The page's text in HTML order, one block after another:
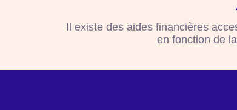
Il existe des aides financières
en fonction de